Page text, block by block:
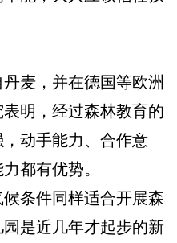
麦，并在德国等欧洲
明，经过森林教育的
动手能力、合作意
都有优势。
条件同样适合开展森
是近几年才起步的新